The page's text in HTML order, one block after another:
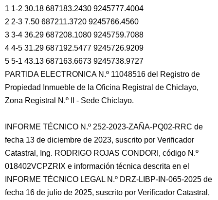
1 1-2 30.18 687183.2430 9245777.4004
2 2-3 7.50 687211.3720 9245766.4560
3 3-4 36.29 687208.1080 9245759.7088
4 4-5 31.29 687192.5477 9245726.9209
5 5-1 43.13 687163.6673 9245738.9727
PARTIDA ELECTRONICA N.º 11048516 del Registro de
Propiedad Inmueble de la Oficina Registral de Chiclayo,
Zona Registral N.º II - Sede Chiclayo.
INFORME TÉCNICO N.º 252-2023-ZAÑA-PQ02-RRC de
fecha 13 de diciembre de 2023, suscrito por Verificador
Catastral, Ing. RODRIGO ROJAS CONDORI, código N.º
018402VCPZRIX e información técnica descrita en el
INFORME TÉCNICO LEGAL N.º DRZ-LIBP-IN-065-2025 de
fecha 16 de julio de 2025, suscrito por Verificador Catastral,